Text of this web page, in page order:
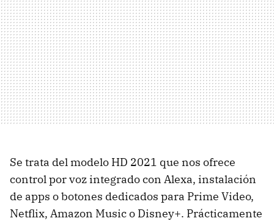
Se trata del modelo HD 2021 que nos ofrece
control por voz integrado con Alexa, instalación
de apps o botones dedicados para Prime Video,
Netflix, Amazon Music o Disney+. Prácticamente